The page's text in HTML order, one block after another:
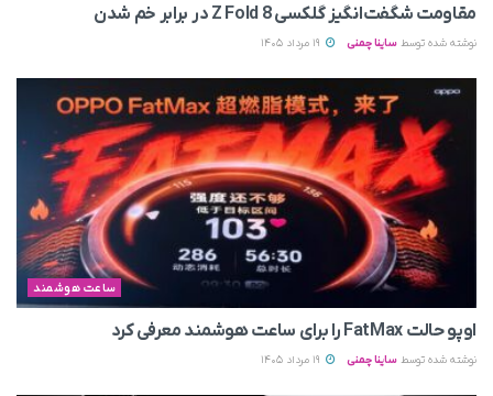
مقاومت شگفت‌انگیز گلکسی Z Fold 8 در برابر خم شدن
نوشته شده توسط ساینا چمنی
ساعت هوشمند
اوپو حالت FatMax را برای ساعت هوشمند معرفی کرد
نوشته شده توسط ساینا چمنی